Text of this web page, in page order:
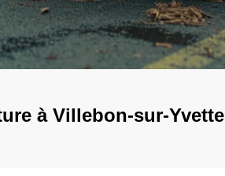
à Villebon-sur-Yvette